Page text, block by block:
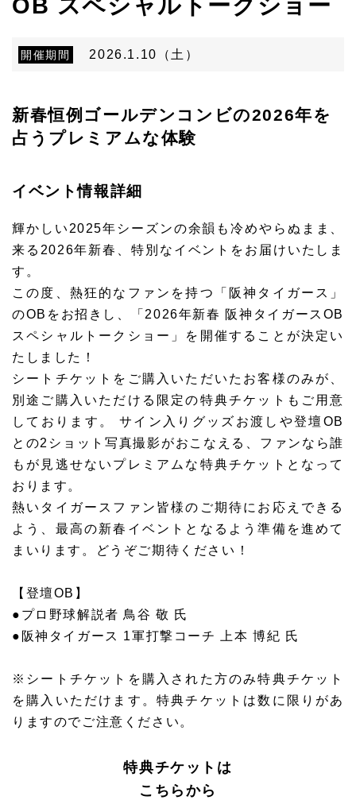
OB スペシャルトークショー
開催期間 2026.1.10（土）
新春恒例ゴールデンコンビの2026年を
占うプレミアムな体験
イベント情報詳細
輝かしい2025年シーズンの余韻も冷めやらぬまま、
来る2026年新春、特別なイベントをお届けいたしま
す。
この度、熱狂的なファンを持つ「阪神タイガース」
のOBをお招きし、「2026年新春 阪神タイガースOB
スペシャルトークショー」を開催することが決定い
たしました！
シートチケットをご購入いただいたお客様のみが、
別途ご購入いただける限定の特典チケットもご用意
しております。
サイン入りグッズお渡しや登壇OB
との2ショット写真撮影がおこなえる、ファンなら誰
もが見逃せないプレミアムな特典チケットとなって
おります。
熱いタイガースファン皆様のご期待にお応えできる
よう、最高の新春イベントとなるよう準備を進めて
まいります。どうぞご期待ください！
【登壇OB】
●プロ野球解説者 鳥谷 敬 氏
●阪神タイガース 1軍打撃コーチ 上本 博紀 氏
※シートチケットを購入された方のみ特典チケット
を購入いただけます。特典チケットは数に限りがあ
りますのでご注意ください。
特典チケットは
こちらから